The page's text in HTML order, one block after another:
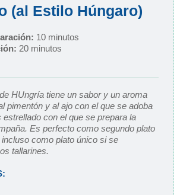
(al Estilo Húngaro)
10 minutos
20 minutos
HUngría tiene un sabor y un aroma
pimentón y al ajo con el que se adoba
con el que se prepara la
Es perfecto como segundo plato
como plato único si se
tallarines.